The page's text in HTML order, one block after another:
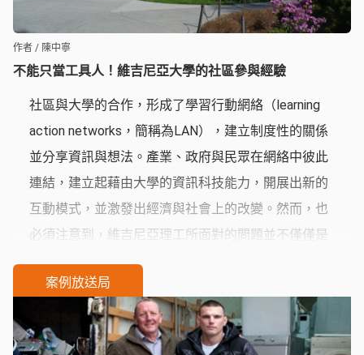
不能只當工具人！維吉尼亞大學的社區參與經驗
作者 / 陳中寧
社區與大學的合作，形成了學習行動網絡（learning
action networks，簡稱為LAN），建立制度性的關係
並分享資訊與想法。產業、政府與民眾在網絡中彼此
連結，建立起藉由大學的資訊科技能力，開展出新的
互動模式，並激發出經濟與社會上的改變。然而，也
必須注意到，維吉尼亞理工所面對的問題並不僅僅是
技術，而是社會的觀念與價值。習慣傳統經濟模式的
人不會馬上就能轉而接受新的發展方向。所以除了提
供技術上的協助，更要推動民眾進行社會學習。先改
變觀念，開啟新的想法，一同找出未來的發展可能。
案例放送局